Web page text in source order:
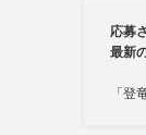
応募
最新
「登